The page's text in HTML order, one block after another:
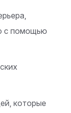
с помощью
которые